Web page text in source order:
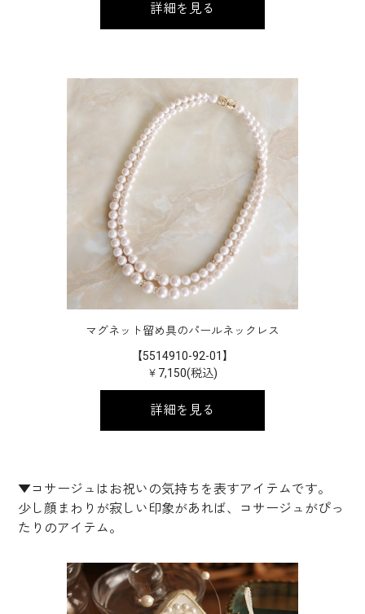
詳細を見る
マグネット留め具のパールネックレス
【5514910-92-01】
￥7,150(税込)
詳細を見る
▼コサージュはお祝いの気持ちを表すアイテムです。
少し顔まわりが寂しい印象があれば、コサージュがぴっ
たりのアイテム。